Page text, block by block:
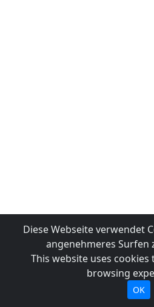
Diese Webseite verwendet
angenehmeres Surfen
This website uses
browsing
OK